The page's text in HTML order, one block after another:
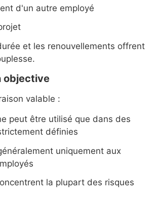
d'un autre employé
et les renouvellements offrent
objective
valable :
peut être utilisé que dans des
définies
uniquement aux
la plupart des risques